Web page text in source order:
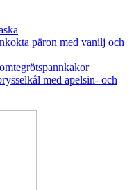
päron med vanilj och
med apelsin- och